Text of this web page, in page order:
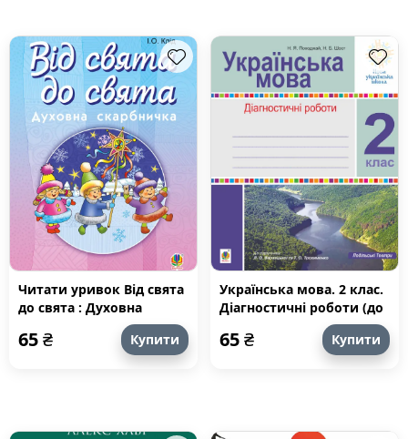
Читати уривок Від свята
до свята : Духовна
65₴ Купити
Українська мова. 2 клас.
Діагностичні роботи (до
підр. Варзацької) НУШ
65₴ Купити